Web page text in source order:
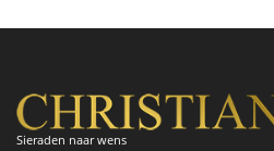
Sieraden naar wens